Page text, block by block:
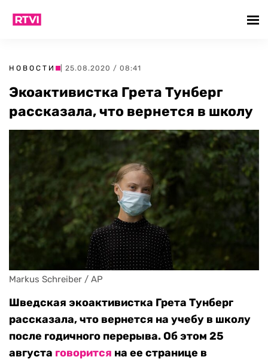
НОВОСТИ | 25.08.2020 / 08:41
Экоактивистка Грета Тунберг
рассказала, что вернется в школу
Markus Schreiber / AP
Шведская экоактивистка Грета Тунберг
рассказала, что вернется на учебу в школу
после годичного перерыва. Об этом 25
августа говорится на ее странице в